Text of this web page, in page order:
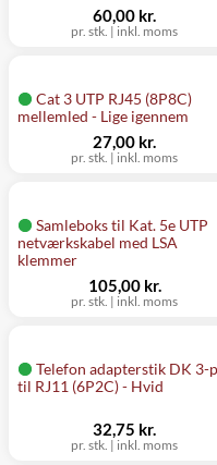
pr. stk. | inkl. moms
60,00 kr.
Cat 3 UTP RJ45 (8P8C)
mellemled - Lige igennem
pr. stk. | inkl. moms
27,00 kr.
Samleboks til Kat. 5e UTP
netværkskabel med LSA
klemmer
pr. stk. | inkl. moms
105,00 kr.
Telefon adapterstik DK 3-
til RJ11 (6P2C) - Hvid
pr. stk. | inkl. moms
32,75 kr.